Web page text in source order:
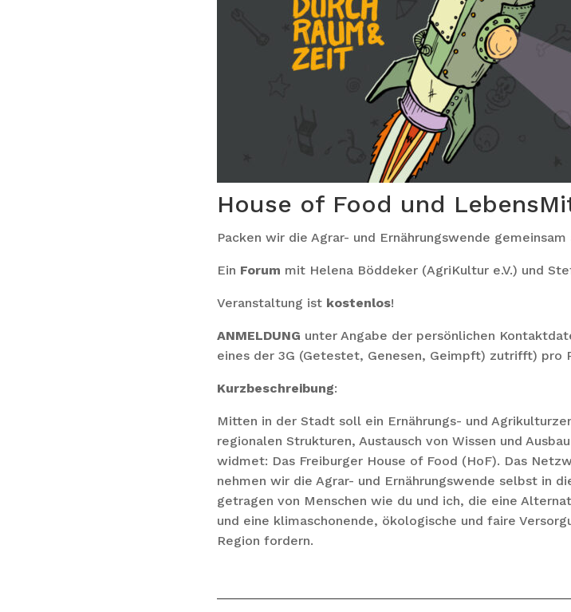
House of Food und
Packen wir die Agrar- und Ernährungswende gemeinsam
Ein Forum mit Helena Böddeker (AgriKultur e.V.) und
Veranstaltung ist kostenlos!
ANMELDUNG unter Angabe der persönlichen
eines der 3G (Getestet, Genesen, Geimpft) zutrifft) pro
Kurzbeschreibung:
Mitten in der Stadt soll ein Ernährungs- und
regionalen Strukturen, Austausch von Wissen und
widmet: Das Freiburger House of Food (HoF). Das
nehmen wir die Agrar- und Ernährungswende selbst in
getragen von Menschen wie du und ich, die eine
und eine klimaschonende, ökologische und faire
Region fordern.